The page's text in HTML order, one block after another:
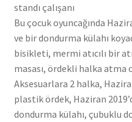
standı çalışanı
Bu çocuk oyuncağında
ve bir dondurma külahı
bisikleti, mermi atıcılı bir
masası, ördekli halka
Aksesuarlara 2 halka,
plastik ördek, Haziran
dondurma külahı, çubuklu